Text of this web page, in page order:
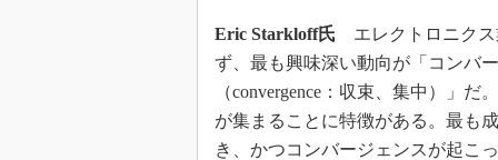
ための
Eric Starkloff氏 エレクトロニクス
ず、最も興味深い動向が「コンバ
（convergence：収束、集中）」だ
が集まることに特徴がある。最も
き、かつコンバージェンスが起こ